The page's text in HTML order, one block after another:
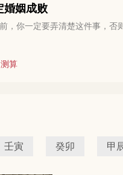
婚姻成败
，你一定要弄清楚这件事，否
算
壬寅 癸卯 甲